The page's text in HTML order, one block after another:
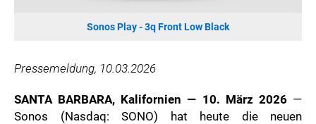
KOSPET
ONKYO
WARNER BROS. DISCOVERY GLOBAL CONSUMER PRODUCTS
Sonos Play - 3q Front Low Black
Pressemeldung, 10.03.2026
SANTA BARBARA, Kalifornien — 10. März 2026 —
Sonos (Nasdaq: SONO) hat heute die neuen